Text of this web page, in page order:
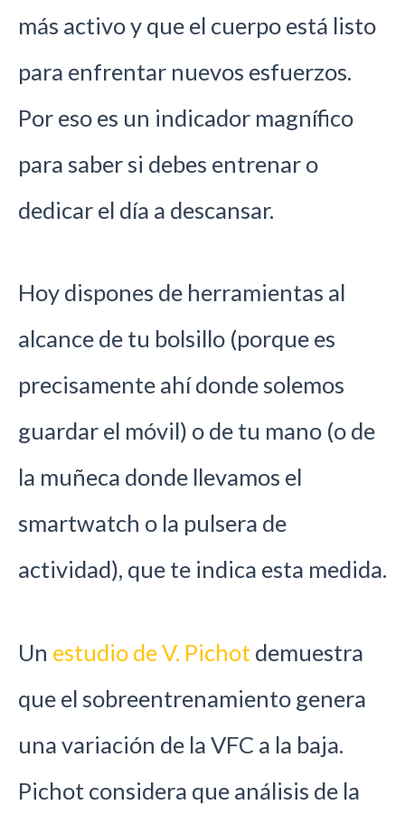
más activo y que el cuerpo está listo
para enfrentar nuevos esfuerzos.
Por eso es un indicador magnífico
para saber si debes entrenar o
dedicar el día a descansar.
Hoy dispones de herramientas al
alcance de tu bolsillo (porque es
precisamente ahí donde solemos
guardar el móvil) o de tu mano (o de
la muñeca donde llevamos el
smartwatch o la pulsera de
actividad), que te indica esta medida.
Un estudio de V. Pichot demuestra
que el sobreentrenamiento genera
una variación de la VFC a la baja.
Pichot considera que análisis de la